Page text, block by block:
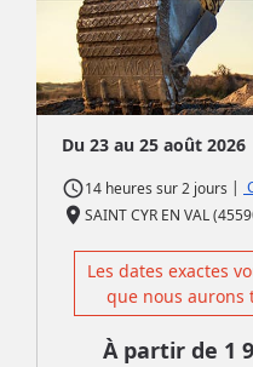
Du 23 au 25 août 2026
access_time14 heures sur2 jours |
place SAINT CYR EN VAL
Les dates exactes
que nous aurons
À partir de 1